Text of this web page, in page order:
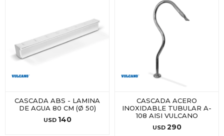
CASCADA ABS - LAMINA
DE AGUA 80 CM (Ø 50)
USD 140
CASCADA ACERO
INOXIDABLE TUBULAR A-
108 AISI VULCANO
USD 290